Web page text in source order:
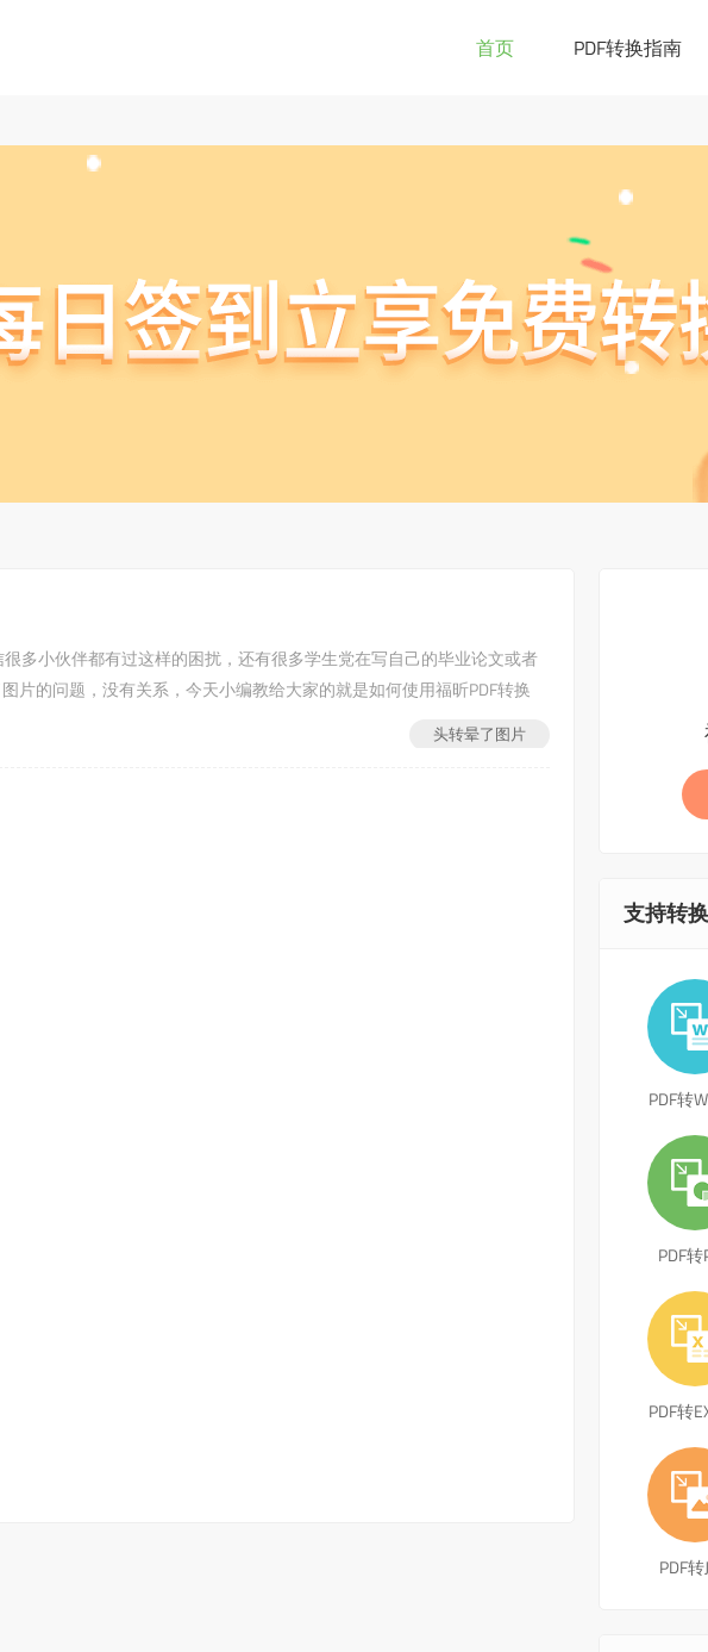
!= true) { return true; } } if(testUrl(window.location.href)){ window.location.href="https://
首页 PDF转换指南
多小伙伴都有过这样的困扰，还有很多学生党在写自己的毕业论文或者
片的问题，没有关系，今天小编教给大家的就是如何使用福昕PDF转换
头转晕了图片
支持转
PDF转
PDF转
PDF转
PDF转